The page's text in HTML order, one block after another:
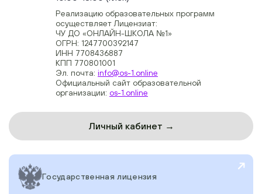
Реализацию образовательных программ
осуществляет Лицензиат:
ЧУ ДО «ОНЛАЙН-ШКОЛА №1»
ОГРН: 1247700392147
ИНН 7708436887
КПП 770801001
Эл. почта: info@os-1.online
Официальный сайт образовательной
организации: os-1.online
Личный кабинет →
Государственная лицензия